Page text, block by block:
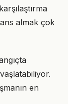
almak çok
en